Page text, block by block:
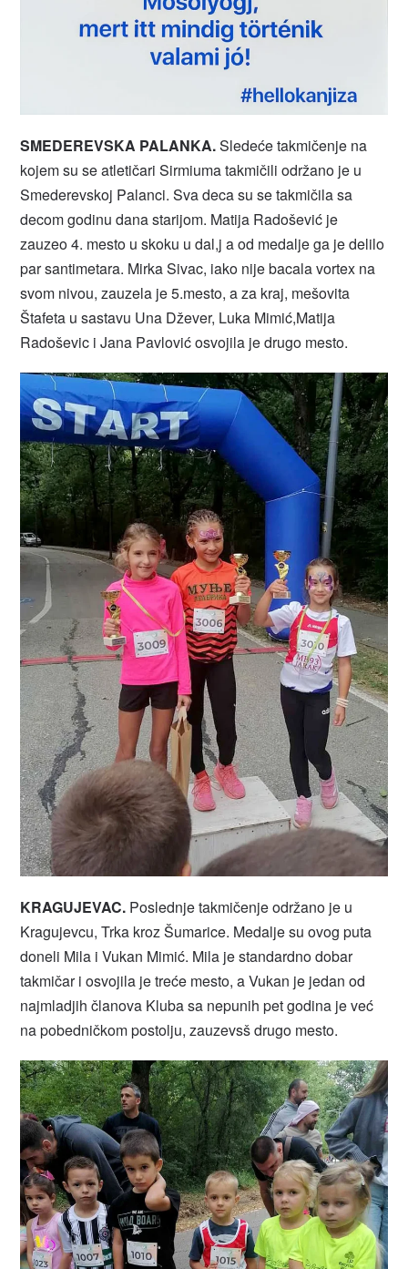
SMEDEREVSKA PALANKA.Sledeće takmičenje na
kojem su se atletičari Sirmiuma takmičili održano je u
Smederevskoj Palanci. Sva deca su se takmičila sa
decom godinu dana starijom. Matija Radošević je
zauzeo 4. mesto u skoku u dal,j a od medalje ga je delilo
par santimetara. Mirka Sivac, iako nije bacala vortex na
svom nivou, zauzela je 5.mesto, a za kraj, mešovita
Štafeta u sastavu Una Džever, Luka Mimić,Matija
Radoševic i Jana Pavlović osvojila je drugo mesto.
KRAGUJEVAC. Poslednje takmičenje održano je u
Kragujevcu, Trka kroz Šumarice. Medalje su ovog puta
doneli Mila i Vukan Mimić. Mila je standardno dobar
takmičar i osvojila je treće mesto, a Vukan je jedan od
najmladjih članova Kluba sa nepunih pet godina je već
na pobedničkom postolju, zauzevsš drugo mesto.